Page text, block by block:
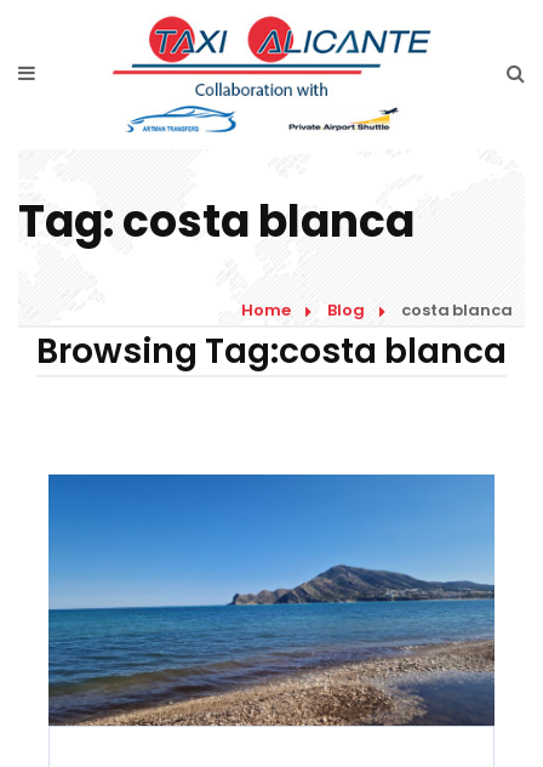
Prijsaanvraag
Blog
Tag:costa blanca
Home Blog costa blanca
Browsing Tag:costa blanca